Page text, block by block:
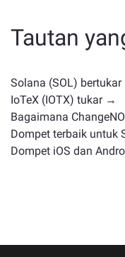
koin pemerintahan,
termasuk
penggunaan atau
pertukaran utama.
Tautan
Solana (SOL)
IoTeX (IOTX) tukar →
Bagaimana
Dompet terbaik untuk
Dompet iOS dan